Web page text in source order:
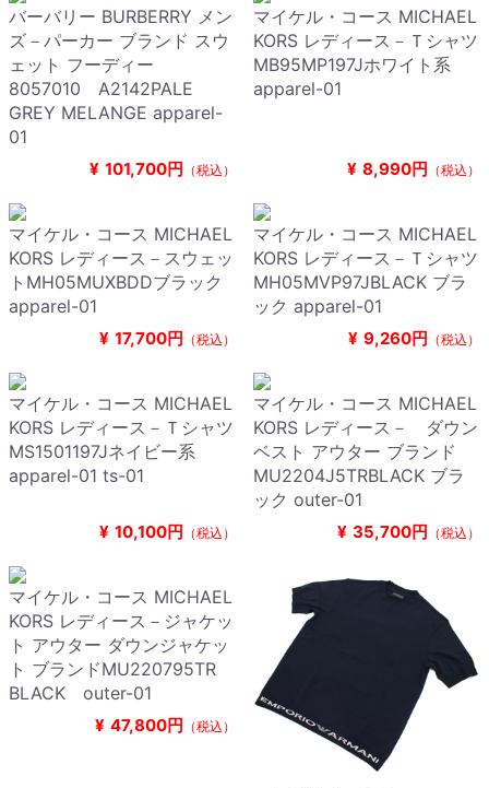
バーバリー BURBERRY メン
ズ－パーカー ブランド スウ
ェット フーディー
8057010 A2142PALE
GREY MELANGE apparel-
01
¥ 101,700円 （税込）
マイケル・コース MICHAEL
KORS レディース－Ｔシャツ
MB95MP197Jホワイト系
apparel-01
¥ 8,990円 （税込）
マイケル・コース MICHAEL
KORS レディース－スウェッ
トMH05MUXBDDブラック
apparel-01
¥ 17,700円 （税込）
マイケル・コース MICHAEL
KORS レディース－Ｔシャツ
MH05MVP97JBLACK ブラ
ック apparel-01
¥ 9,260円 （税込）
マイケル・コース MICHAEL
KORS レディース－Ｔシャツ
MS1501197Jネイビー系
apparel-01 ts-01
¥ 10,100円 （税込）
マイケル・コース MICHAEL
KORS レディース－ ダウン
ベスト アウター ブランド
MU2204J5TRBLACK ブラ
ック outer-01
¥ 35,700円 （税込）
マイケル・コース MICHAEL
KORS レディース－ジャケッ
ト アウター ダウンジャケッ
ト ブランドMU220795TR
BLACK outer-01
¥ 47,800円 （税込）